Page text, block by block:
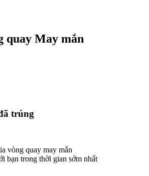
quay May mắn
trúng
vòng quay may mắn
bạn trong thời gian sớm nhất